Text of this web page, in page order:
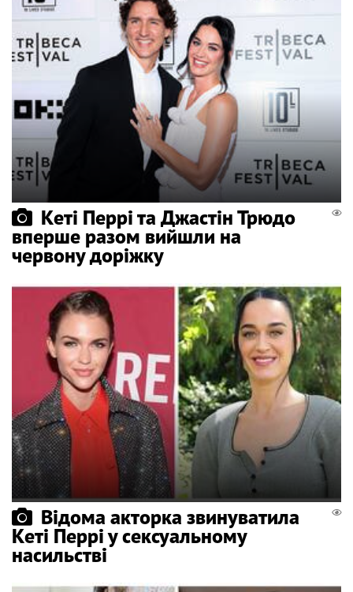
Кеті Перрі та Джастін Трюдо
вперше разом вийшли на
червону доріжку
Відома акторка звинуватила
Кеті Перрі у сексуальному
насильстві